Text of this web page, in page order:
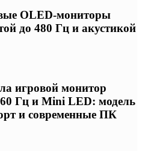
OLED-мониторы
до 480 Гц и акустикой
игровой монитор
Гц и Mini LED: модель
и современные ПК